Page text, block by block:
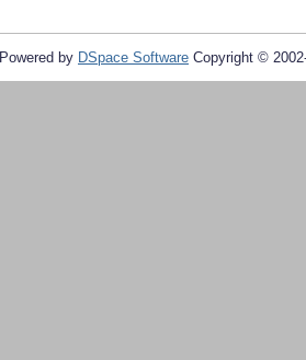
Powered by DSpace Software Copyright ©